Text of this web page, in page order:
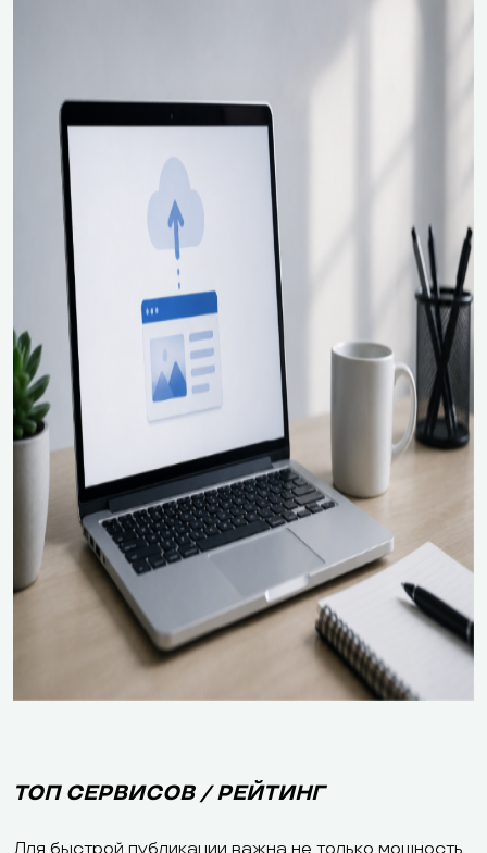
ТОП СЕРВИСОВ / РЕЙТИНГ
Для быстрой публикации важна не только мощность